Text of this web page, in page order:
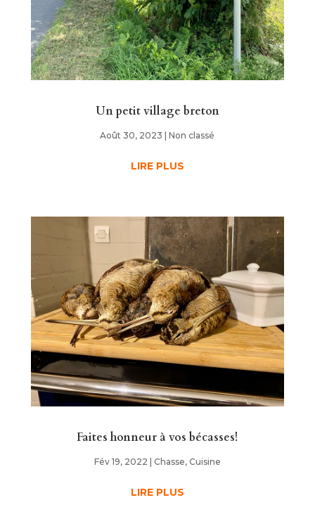
Un petit village breton
Août 30, 2023 |Non classé
LIRE PLUS
Faites honneur à vos bécasses!
Fév 19, 2022 Chasse, Cuisine
LIRE PLUS